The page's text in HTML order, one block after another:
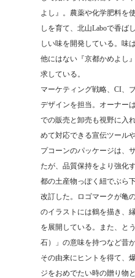
よし』。農薬や化学肥料を
しを育て、北山Laboで香ば
しい味を開発している。味
他にはない『京都かめよし
求している。
マーケティング戦略、CI、
デザインを担当。オーナー
での販売と卸売も視野に入
めて対応できる宣伝ツール
プコーンのパッケージは、
たが、品質保持をより強化
都の土産物っぽく紐でぶら
改訂した。ロゴマークが亀
のイラストには鶴を描き、
を展開している。また、と
石）」の意味を持つなど昔
その由来にヒントを得て、
ジをおめでたい時の贈り物